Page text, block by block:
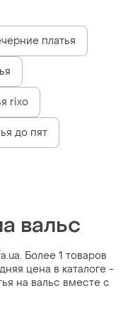
платья
rixo
до пят
вальс
Более 1 товаров
цена в каталоге -
на вальс вместе с